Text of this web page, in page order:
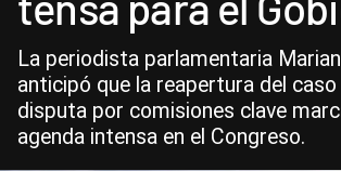
La periodista parlamentaria
anticipó que la reapertura del
disputa por comisiones clave
agenda intensa en el Congreso.